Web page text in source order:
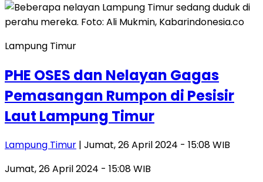
Lampung Timur
PHE OSES dan Nelayan Gagas
Pemasangan Rumpon di Pesisir
Laut Lampung Timur
Lampung Timur | Jumat, 26 April 2024 - 15:08 WIB
Jumat, 26 April 2024 - 15:08 WIB